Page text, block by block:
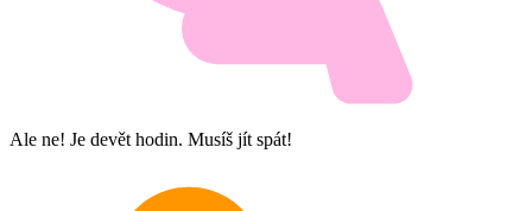
Ale ne! Je devět hodin. Musíš jít spát!